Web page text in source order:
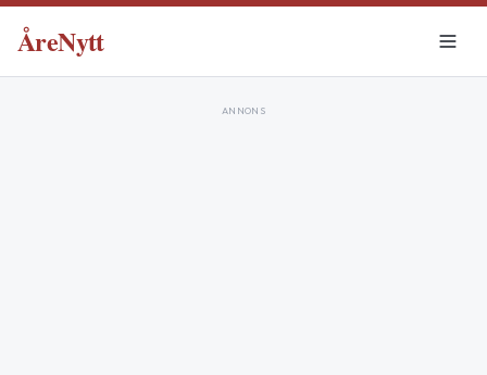
ÅreNytt
ANNONS